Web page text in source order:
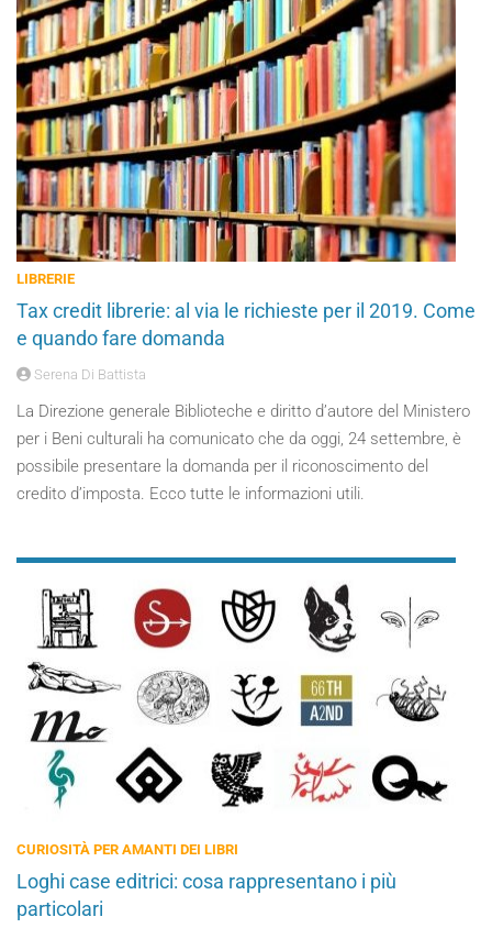
LIBRERIE
Tax credit librerie: al via le richieste per il 2019. Come
e quando fare domanda
Serena Di Battista
La Direzione generale Biblioteche e diritto d’autore del Ministero
per i Beni culturali ha comunicato che da oggi, 24 settembre, è
possibile presentare la domanda per il riconoscimento del
credito d’imposta. Ecco tutte le informazioni utili.
CURIOSITÀ PER AMANTI DEI LIBRI
Loghi case editrici: cosa rappresentano i più
particolari